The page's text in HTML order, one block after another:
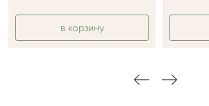
в корзину